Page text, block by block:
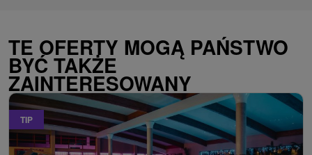
TE OFERTY MOGĄ PAŃSTWO
BYĆ TAKŻE
ZAINTERESOWANY
TIP